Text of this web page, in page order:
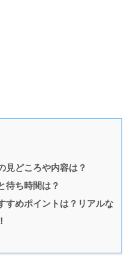
見どころや内容は？
待ち時間は？
すめポイントは？リアルな